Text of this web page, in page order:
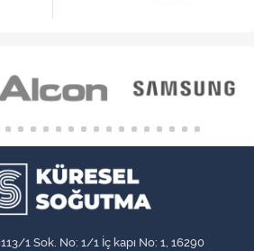
1 Sok. No: 1/1 İç kapı No: 1, 16290